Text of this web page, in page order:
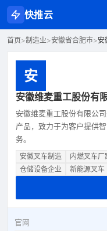
快推云
首页>制造业>安徽省合肥市>安
安
安徽维麦重工股份有
安徽维麦重工股份有限公
产品，致力于为客户提供
务。
安徽叉车制造 内燃叉车厂
仓储设备企业
新能源叉车
官网